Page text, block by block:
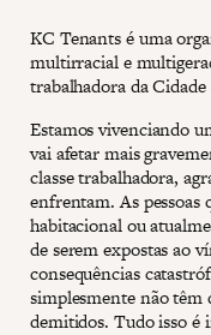
KC Tenants é uma
multirracial e
trabalhadora da Cidade
Estamos vivenciando
vai afetar mais
classe trabalhadora,
enfrentam. As pessoas
habitacional ou
de serem expostas ao
consequências
simplesmente não têm
demitidos. Tudo isso é